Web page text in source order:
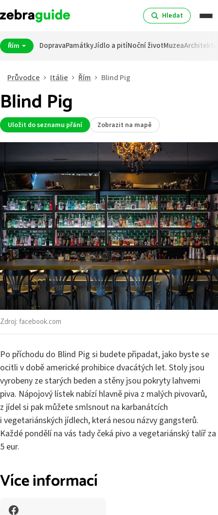
Hledat
Řím DopravaPamátkyJídlo a pitíNoční životMuzea
Průvodce Itálie Řím Blind Pig
Blind Pig
Uložit do seznamu přání Zobrazit na mapě
Zdroj:facebook.com
Po příchodu do Blind Pig si budete připadat, jako byste se
ocitli v době americké prohibice dvacátých let. Stoly jsou
vyrobeny ze starých beden a stěny jsou pokryty lahvemi
piva. Nápojový lístek nabízí hlavně piva z malých pivovarů,
z jídel si pak můžete smlsnout na karbanátcích
i vegetariánských jídlech, která nesou názvy gangsterů.
Každé pondělí na vás tady čeká pivo a vegetariánský talíř za
5 eur.
Více informací